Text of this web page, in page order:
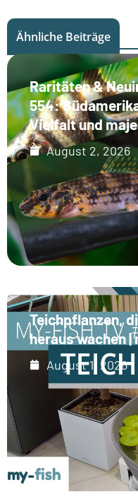
Ähnliche Beiträge
Raritäten &
554:
Vielfalt und
August 2, 2026
Teichpflanzen,
heraus wachen
August 1, 2026